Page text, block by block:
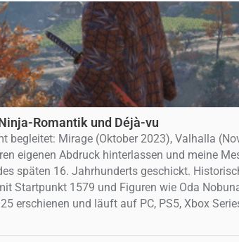
Romantik und Déjà-vu
begleitet: Mirage (Oktober 2023), Valhalla
eigenen Abdruck hinterlassen und meine
späten 16. Jahrhunderts geschickt.
Startpunkt 1579 und Figuren wie Oda
erschienen und läuft auf PC, PS5, Xbox